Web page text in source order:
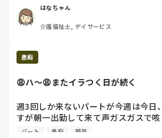
行けますか...?
と電話がありデイに全く情報が入って
に
私たちは何も情報きいて
おらず、お伺いしてよろ
（丁寧に情報教えてくださ
りました）
☎️切ってから久々に私の堪忍袋ブチギ
はなちゃん
介護福祉士, デイサービス
愚痴
😩ハ〜😩またイラつく日が続く
週3回しか来ないパートが今週は今日
すが朝一出勤して来て声ガスガスで
た』との事で1日リーダーしてはりま
パート 愚痴 職員